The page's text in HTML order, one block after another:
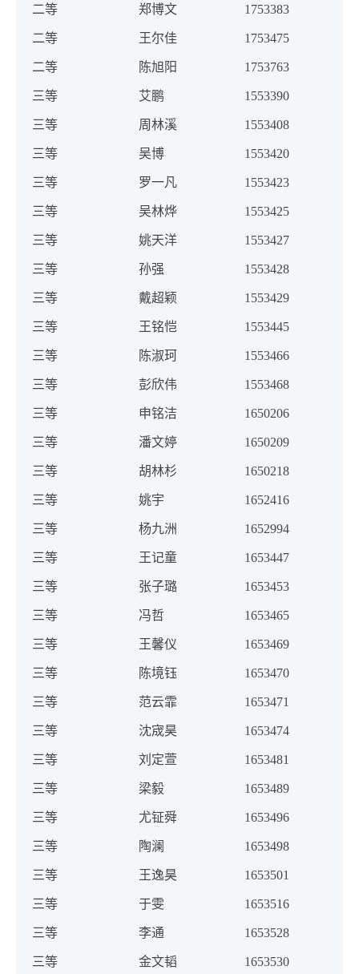
二等 郑博文 1753383
二等 王尔佳 1753475
二等 陈旭阳 1753763
三等 艾鹏 1553390
三等 周林溪 1553408
三等 吴博 1553420
三等 罗一凡 1553423
三等 吴林烨 1553425
三等 姚天洋 1553427
三等 孙强 1553428
三等 戴超颖 1553429
三等 王铭恺 1553445
三等 陈淑珂 1553466
三等 彭欣伟 1553468
三等 申铭洁 1650206
三等 潘文婷 1650209
三等 胡林杉 1650218
三等 姚宇 1652416
三等 杨九洲 1652994
三等 王记童 1653447
三等 张子璐 1653453
三等 冯哲 1653465
三等 王馨仪 1653469
三等 陈境钰 1653470
三等 范云霏 1653471
三等 沈宬昊 1653474
三等 刘定萱 1653481
三等 梁毅 1653489
三等 尤钲舜 1653496
三等 陶澜 1653498
三等 王逸昊 1653501
三等 于雯 1653516
三等 李通 1653528
三等 金文韬 1653530